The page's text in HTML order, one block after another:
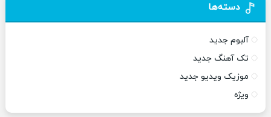
دسته‌ها
آلبوم جدید
تک آهنگ جدید
موزیک ویدیو جدید
ویژه